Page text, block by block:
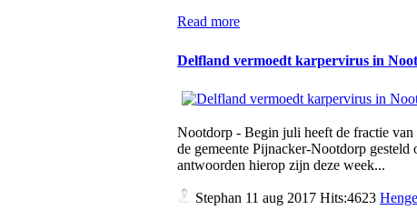
Read more
Delfland vermoedt karpervirus in
Nootdorp - Begin juli heeft de fractie
de gemeente Pijnacker-Nootdorp
antwoorden hierop zijn deze week...
Stephan 11 aug 2017 Hits:4623